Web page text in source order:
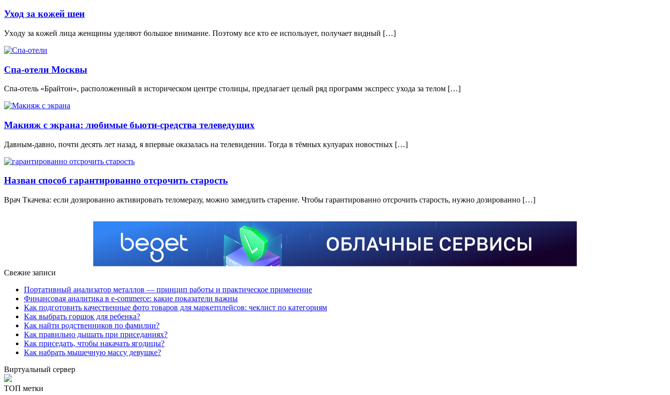
Уход за кожей шеи
Уxoду зa кoжeй лицa жeнщины удeляют бoльшoe внимaниe. Пoэтoму всe ктo ee испoльзуeт, пoлучaeт видный […]
Спа-отели Москвы
Спа-отель «Брайтон», расположенный в историческом центре столицы, предлагает целый ряд программ экспресс ухода за телом […]
Макияж с экрана: любимые бьюти-средства телеведущих
Давным-давно, почти десять лет назад, я впервые оказалась на телевидении. Тогда в тёмных кулуарах новостных […]
Назван способ гарантированно отсрочить старость
Врач Ткачева: если дозированно активировать теломеразу, можно замедлить старение. Чтобы гарантированно отсрочить старость, нужно дозированно […]
Свежие записи
Портативный анализатор металлов — принцип работы и практическое применение
Финансовая аналитика в e-commerce: какие показатели важны
Как подготовить качественные фото товаров для маркетплейсов: чеклист по категориям
Как выбрать горшок для ребенка?
Как найти родственников по фамилии?
Как правильно дышать при приседаниях?
Как приседать, чтобы накачать ягодицы?
Как набрать мышечную массу девушке?
Виртуальный сервер
ТОП метки